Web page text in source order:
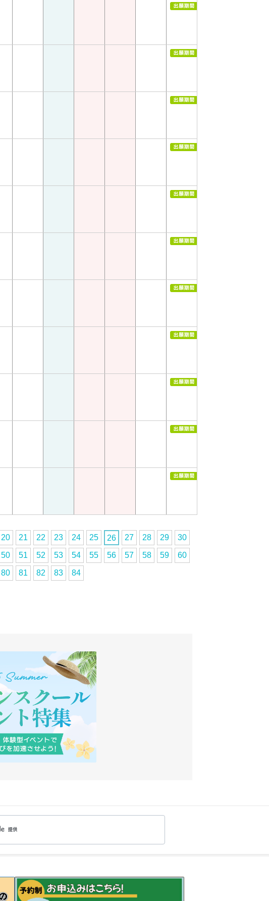
20 21 22 23 24 25 26 27 28 29 30
50 51 52 53 54 55 56 57 58 59 60
80 81 82 83 84